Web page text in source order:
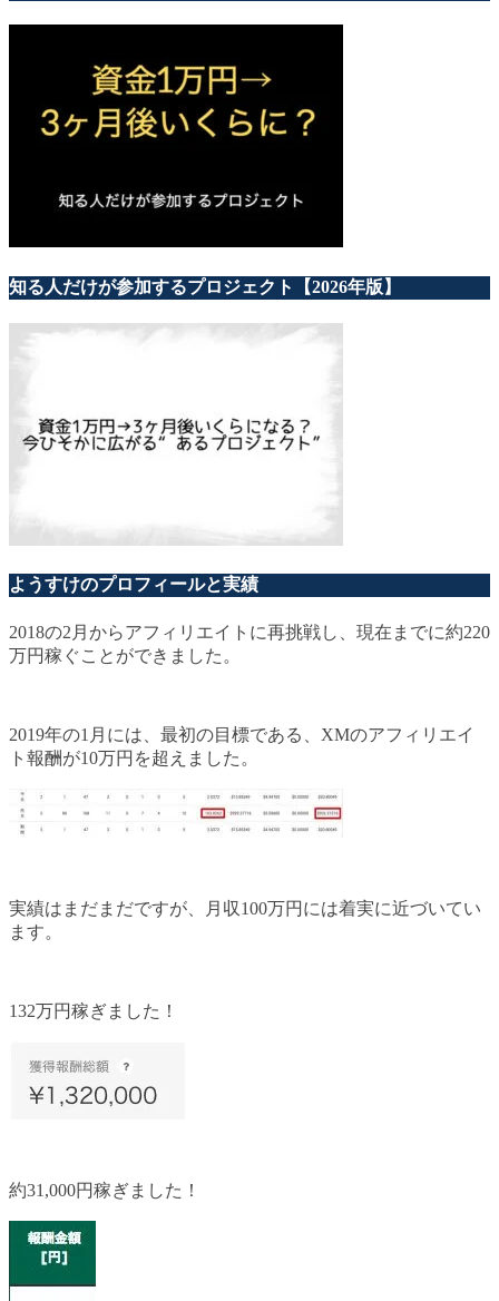
知る人だけが参加するプロジェクト【2026年版】
ようすけのプロフィールと実績
2018の2月からアフィリエイトに再挑戦し、現在までに約220
万円稼ぐことができました。
2019年の1月には、最初の目標である、XMのアフィリエイ
ト報酬が10万円を超えました。
実績はまだまだですが、月収100万円には着実に近づいてい
ます。
132万円稼ぎました！
約31,000円稼ぎました！